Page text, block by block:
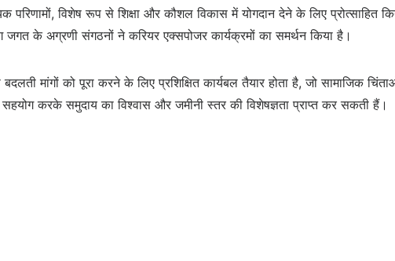
परिणामों, विशेष रूप से शिक्षा और कौशल विकास में योगदान देने के लिए प्रोत्साहित
जगत के अग्रणी संगठनों ने करियर एक्सपोजर कार्यक्रमों का समर्थन किया है।
मांगों को पूरा करने के लिए प्रशिक्षित कार्यबल तैयार होता है, जो सामाजिक
करके समुदाय का विश्वास और जमीनी स्तर की विशेषज्ञता प्राप्त कर सकती हैं।